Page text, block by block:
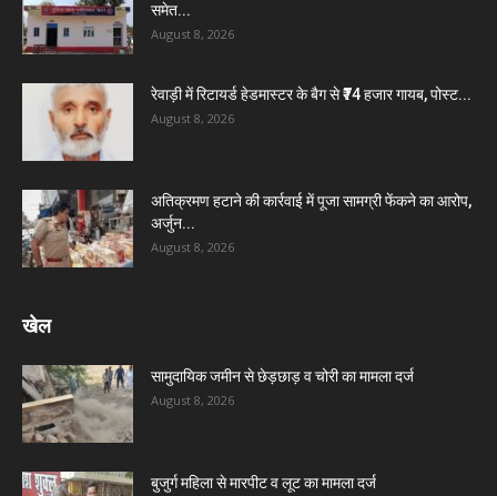
समेत...
August 8, 2026
रेवाड़ी में रिटायर्ड हेडमास्टर के बैग से ₹74 हजार गायब, पोस्ट...
August 8, 2026
अतिक्रमण हटाने की कार्रवाई में पूजा सामग्री फेंकने का आरोप,
अर्जुन...
August 8, 2026
खेल
सामुदायिक जमीन से छेड़छाड़ व चोरी का मामला दर्ज
August 8, 2026
बुजुर्ग महिला से मारपीट व लूट का मामला दर्ज